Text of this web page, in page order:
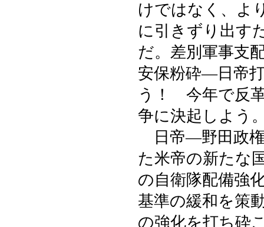
けではなく、よ
に引きずり出す
だ。差別軍事支
安保粉砕―日帝
う！ 今年で反
争に決起しよう
日帝―野田政権
た米帝の新たな
の自衛隊配備強
基準の緩和を策
の強化を打ち砕